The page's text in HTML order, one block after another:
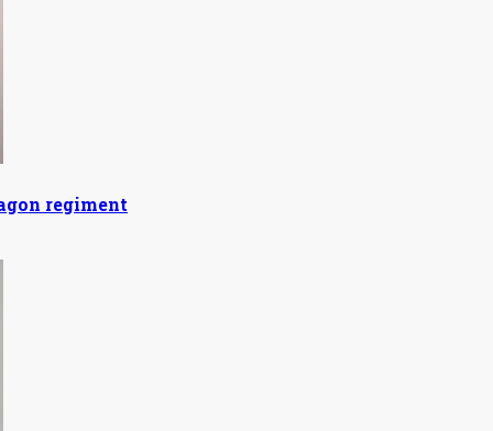
regiment